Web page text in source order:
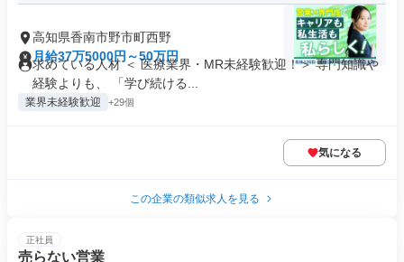
高知県香南市野市町西野
月給37万5000円～50万円
求めている人材 ＜ 医療業界・MR未経験歓迎！＞ 専門知識や
経験よりも、 「学び続ける...
業界未経験歓迎 +29個
気になる
この企業の類似求人を見る
正社員
売らない営業